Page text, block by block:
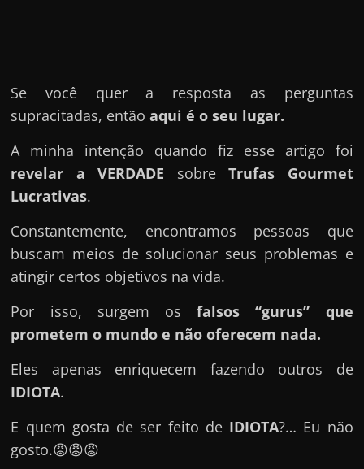
c
h
f
e
c
h
a
t
?
P
e
n
a
n
Se você quer a resposta as perguntas
supracitadas, então aqui é o seu lugar.
A minha intenção quando fiz esse artigo foi
revelar a VERDADE sobreTrufas Gourmet
Lucrativas.
Constantemente, encontramos pessoas que
buscam meios de solucionar seus problemas e
atingir certos objetivos na vida.
Por isso, surgem osfalsos “gurus” que
prometem o mundo e não oferecem nada.
Eles apenas enriquecem fazendo outros de
IDIOTA.
E quem gosta de ser feito de IDIOTA?… Eu não
gosto.😡😡😡